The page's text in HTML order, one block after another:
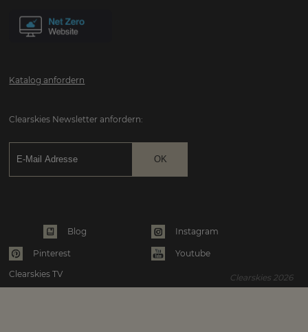
Katalog anfordern
Clearskies Newsletter anfordern:
Blog Instagram
Pinterest
Youtube
Clearskies TV
Clearskies 2026